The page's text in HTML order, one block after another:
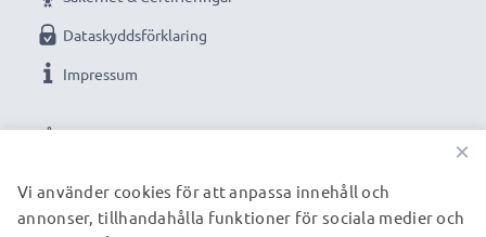
VÅRA BETALNINGSALTERNATIV
Dataskyddsförklaring
Impressum
VÅRA FRAKTPARTNERS
×
Vi använder cookies för att anpassa innehåll och
annonser, tillhandahålla funktioner för sociala medier och